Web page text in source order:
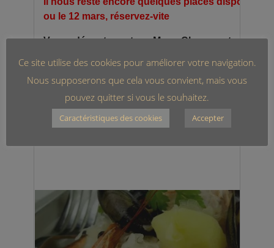
Ce site utilise des cookies pour améliorer votre navigation.
Nous supposerons que cela vous convient, mais vous
pouvez quitter si vous le souhaitez.
Caractéristiques des cookies Accepter